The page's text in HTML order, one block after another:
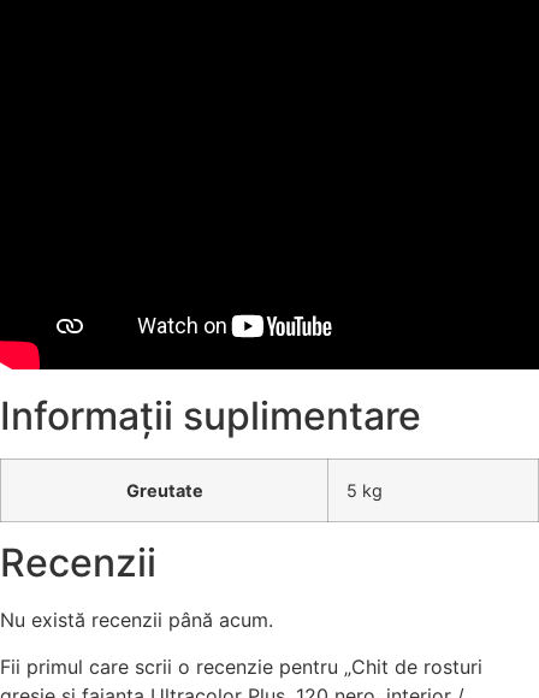
Informații suplimentare
Greutate 5 kg
Recenzii
Nu există recenzii până acum.
Fii primul care scrii o recenzie pentru „Chit de rosturi